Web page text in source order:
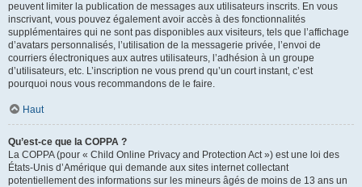
peuvent limiter la publication de messages aux utilisateurs inscrits. En vous
inscrivant, vous pouvez également avoir accès à des fonctionnalités
supplémentaires qui ne sont pas disponibles aux visiteurs, tels que l’affichage
d’avatars personnalisés, l’utilisation de la messagerie privée, l’envoi de
courriers électroniques aux autres utilisateurs, l’adhésion à un groupe
d’utilisateurs, etc. L’inscription ne vous prend qu’un court instant, c’est
pourquoi nous vous recommandons de le faire.
Haut
Qu’est-ce que la COPPA ?
La COPPA (pour « Child Online Privacy and Protection Act ») est une loi des
États-Unis d’Amérique qui demande aux sites internet collectant
potentiellement des informations sur les mineurs âgés de moins de 13 ans un